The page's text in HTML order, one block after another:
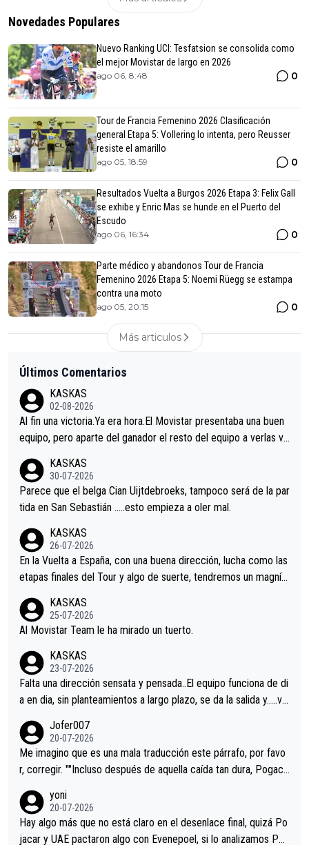
Novedades Populares
Nuevo Ranking UCI: Tesfatsion se consolida como
el mejor Movistar de largo en 2026
ago 06, 8:48 0
Tour de Francia Femenino 2026 Clasificación
general Etapa 5: Vollering lo intenta, pero Reusser
resiste el amarillo
ago 05, 18:59 0
Resultados Vuelta a Burgos 2026 Etapa 3: Felix Gall
se exhibe y Enric Mas se hunde en el Puerto del
Escudo
ago 06, 16:34 0
Parte médico y abandonos Tour de Francia
Femenino 2026 Etapa 5: Noemi Rüegg se estampa
contra una moto
ago 05, 20:15 0
Más articulos
Últimos Comentarios
KASKAS
02-08-2026
Al fin una victoria.Ya era hora.El Movistar presentaba una buen
equipo, pero aparte del ganador el resto del equipo a verlas ve
s.La única buena noticia es la mejoría de Enric Más en San Seb
astian.Si en la Vuelta a Burgos sigue la mejoría, podríamos ten
er alguna sorpresa en la Vuelta.Ojalá.
KASKAS
30-07-2026
Parece que el belga Cian Uijtdebroeks, tampoco será de la par
tida en San Sebastián …..esto empieza a oler mal.
KASKAS
26-07-2026
En la Vuelta a España, con una buena dirección, lucha como las
etapas finales del Tour y algo de suerte, tendremos un magnífi
KASKAS
25-07-2026
Al Movistar Team le ha mirado un tuerto.
KASKAS
23-07-2026
Falta una dirección sensata y pensada..El equipo funciona de di
a en dia, sin planteamientos a largo plazo, se da la salida y…..ve
Minguez, Velez etc etc.Me da pena vivir estos momentos tan
tristes sin victorias.
Jofer007
20-07-2026
Me imagino que es una mala traducción este párrafo, por favo
r, corregir. ""Incluso después de aquella caída tan dura, Pogaca
permaneció pegado a su rueda. Parecía increíble la forma en l
a que era capaz de controlar el miedo", recordó."
yoni
20-07-2026
Hay algo más que no está claro en el desenlace final, quizá Po
jacar y UAE pactaron algo con Evenepoel, si lo analizamos Poj